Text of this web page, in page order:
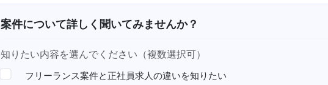
案件について詳しく聞いてみませんか？
知りたい内容を選んでください（複数選択可）
フリーランス案件と正社員求人の違いを知りたい